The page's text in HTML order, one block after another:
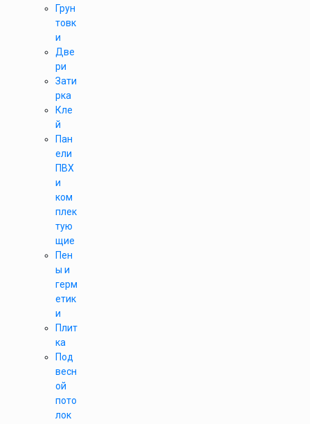
Грун
товк
и
Две
ри
Зати
рка
Кле
й
Пан
ели
ПВХ
и
ком
плек
тую
щие
Пен
ы и
герм
етик
и
Плит
ка
Под
весн
ой
пото
лок